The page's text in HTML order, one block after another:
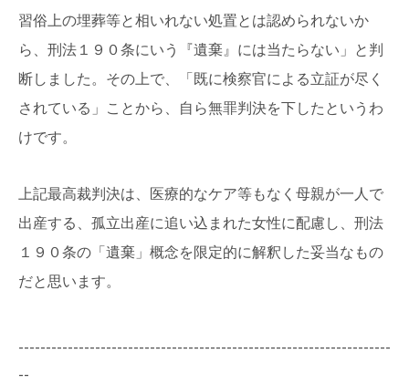
習俗上の埋葬等と相いれない処置とは認められないか
ら、刑法１９０条にいう『遺棄』には当たらない」と判
断しました。その上で、「既に検察官による立証が尽く
されている」ことから、自ら無罪判決を下したというわ
けです。
上記最高裁判決は、医療的なケア等もなく母親が一人で
出産する、孤立出産に追い込まれた女性に配慮し、刑法
１９０条の「遺棄」概念を限定的に解釈した妥当なもの
だと思います。
--------------------------------------------------------------------
--